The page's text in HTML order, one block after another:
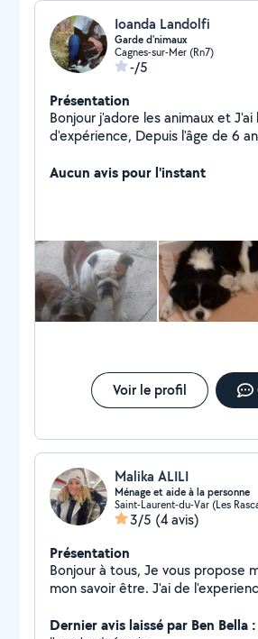
Ioanda Landolfi
Garde d'nimaux
Cagnes-sur-Mer (Rn7)
-/5
Présentation
Bonjour j'adore les animaux et J'ai beaucoup
d'expérience, Depuis l'âge de 6 ans je commence à
passion.pour les promenades On fait des sorties da 2 à
Aucun avis pour l'instant
Voir le profil
Malika ALILI
Ménage et aide à la personne
3/5 (4 avis)
Présentation
Bonjour à tous, Je vous propose
mon savoir être. J'ai de
proposé mes services à la société
Dernier avis laissé par Ben Bella